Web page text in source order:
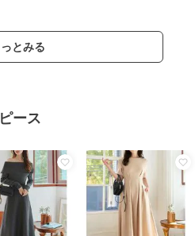
とみる
ース